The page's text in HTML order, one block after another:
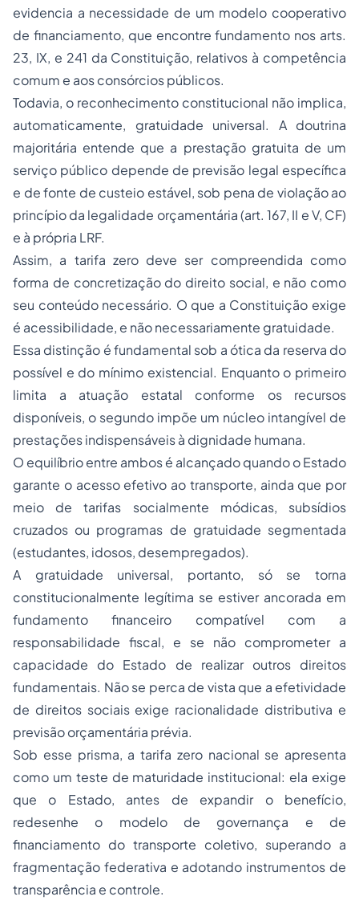
evidencia a necessidade de um modelo cooperativo
de financiamento, que encontre fundamento nos arts.
23, IX, e 241 da Constituição, relativos à competência
comum e aos consórcios públicos.
Todavia, o reconhecimento constitucional não implica,
automaticamente, gratuidade universal. A doutrina
majoritária entende que a prestação gratuita de um
serviço público depende de previsão legal específica
e de fonte de custeio estável, sob pena de violação ao
princípio da legalidade orçamentária (art. 167, II e V, CF)
e à própria LRF.
Assim, a tarifa zero deve ser compreendida como
forma de concretização do direito social, e não como
seu conteúdo necessário. O que a Constituição exige
é acessibilidade, e não necessariamente gratuidade.
Essa distinção é fundamental sob a ótica da reserva do
possível e do mínimo existencial. Enquanto o primeiro
limita a atuação estatal conforme os recursos
disponíveis, o segundo impõe um núcleo intangível de
prestações indispensáveis à dignidade humana.
O equilíbrio entre ambos é alcançado quando o Estado
garante o acesso efetivo ao transporte, ainda que por
meio de tarifas socialmente módicas, subsídios
cruzados ou programas de gratuidade segmentada
(estudantes, idosos, desempregados).
A gratuidade universal, portanto, só se torna
constitucionalmente legítima se estiver ancorada em
fundamento financeiro compatível com a
responsabilidade fiscal, e se não comprometer a
capacidade do Estado de realizar outros direitos
fundamentais. Não se perca de vista que a efetividade
de direitos sociais exige racionalidade distributiva e
previsão orçamentária prévia.
Sob esse prisma, a tarifa zero nacional se apresenta
como um teste de maturidade institucional: ela exige
que o Estado, antes de expandir o benefício,
redesenhe o modelo de governança e de
financiamento do transporte coletivo, superando a
fragmentação federativa e adotando instrumentos de
transparência e controle.